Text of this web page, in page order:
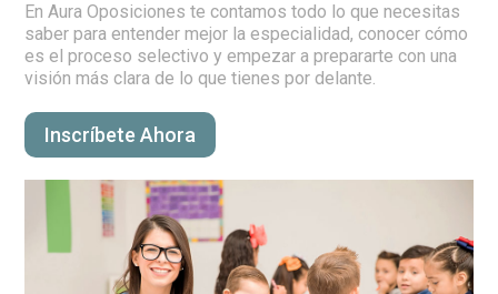
En Aura Oposiciones te contamos todo lo que necesitas
saber para entender mejor la especialidad, conocer cómo
es el proceso selectivo y empezar a prepararte con una
visión más clara de lo que tienes por delante.
Inscríbete Ahora